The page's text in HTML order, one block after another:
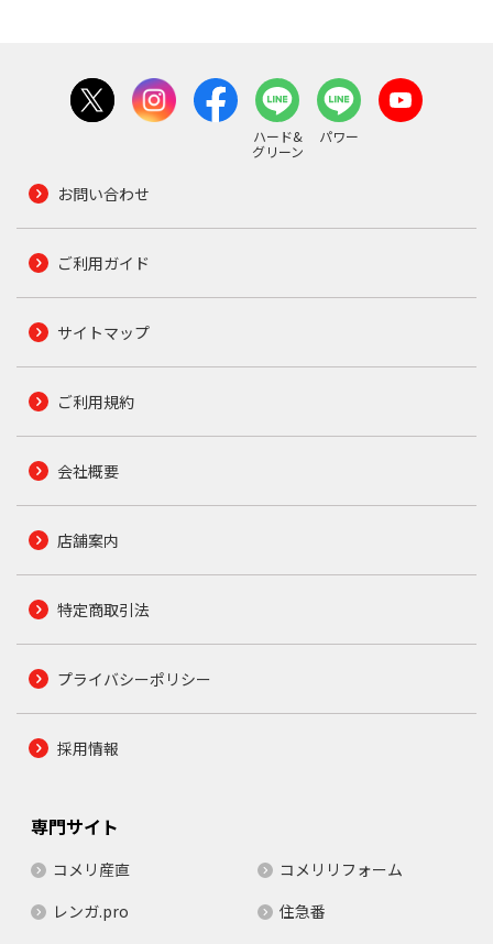
ハード&
グリーン
パワー
お問い合わせ
ご利用ガイド
サイトマップ
ご利用規約
会社概要
店舗案内
特定商取引法
プライバシーポリシー
採用情報
専門サイト
コメリ産直
コメリリフォーム
レンガ.pro
住急番